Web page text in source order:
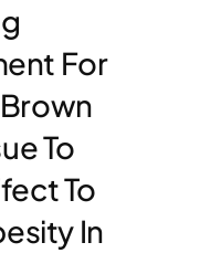
For
To
To
In